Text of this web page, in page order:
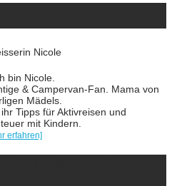
bin Nicole.
& Campervan-Fan. Mama von
Mädels.
Tipps für Aktivreisen und
mit Kindern.
erfahren]